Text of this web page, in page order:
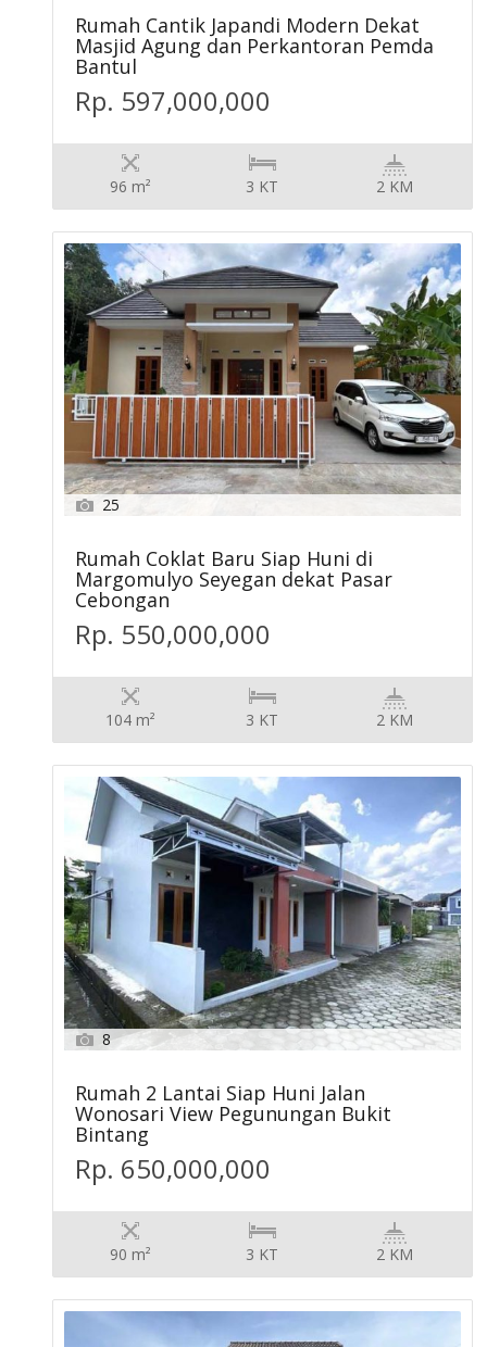
Rumah Cantik Japandi Modern Dekat
Masjid Agung dan Perkantoran Pemda
Bantul
Rp. 597,000,000
96 m² 3 KT 2 KM
25
Rumah Coklat Baru Siap Huni di
Margomulyo Seyegan dekat Pasar
Cebongan
Rp. 550,000,000
104 m² 3 KT 2 KM
8
Rumah 2 Lantai Siap Huni Jalan
Wonosari View Pegunungan Bukit
Bintang
Rp. 650,000,000
90 m² 3 KT 2 KM